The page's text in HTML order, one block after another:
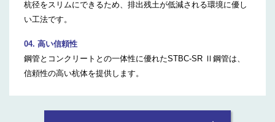
杭径をスリムにできるため、排出残土が低減される環境に優し
い工法です。
04. 高い信頼性
鋼管とコンクリートとの一体性に優れたSTBC-SR Ⅱ鋼管は、
信頼性の高い杭体を提供します。